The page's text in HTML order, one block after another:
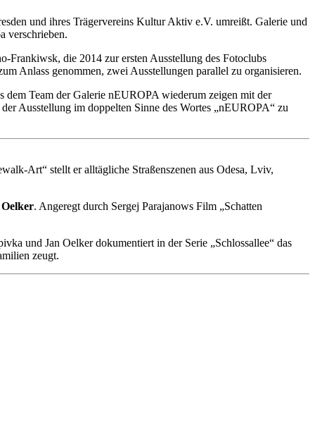
und ihres Trägervereins Kultur Aktiv e.V. umreißt. Galerie und
verschrieben.
Frankiwsk, die 2014 zur ersten Ausstellung des Fotoclubs
Anlass genommen, zwei Ausstellungen parallel zu organisieren.
Team der Galerie nEUROPA wiederum zeigen mit der
Ausstellung im doppelten Sinne des Wortes „nEUROPA“ zu
Art“ stellt er alltägliche Straßenszenen aus Odesa, Lviv,
. Angeregt durch Sergej Parajanows Film „Schatten
und Jan Oelker dokumentiert in der Serie „Schlossallee“ das
zeugt.